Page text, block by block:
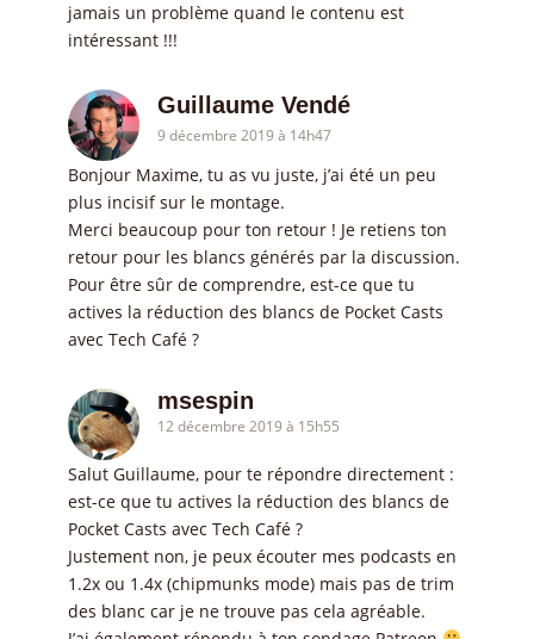
jamais un problème quand le contenu est
intéressant !!!
Guillaume Vendé
9 décembre 2019 à 14h47
Bonjour Maxime, tu as vu juste, j’ai été un peu
plus incisif sur le montage.
Merci beaucoup pour ton retour ! Je retiens ton
retour pour les blancs générés par la discussion.
Pour être sûr de comprendre, est-ce que tu
actives la réduction des blancs de Pocket Casts
avec Tech Café ?
msespin
12 décembre 2019 à 15h55
Salut Guillaume, pour te répondre directement :
est-ce que tu actives la réduction des blancs de
Pocket Casts avec Tech Café ?
Justement non, je peux écouter mes podcasts en
1.2x ou 1.4x (chipmunks mode) mais pas de trim
des blanc car je ne trouve pas cela agréable.